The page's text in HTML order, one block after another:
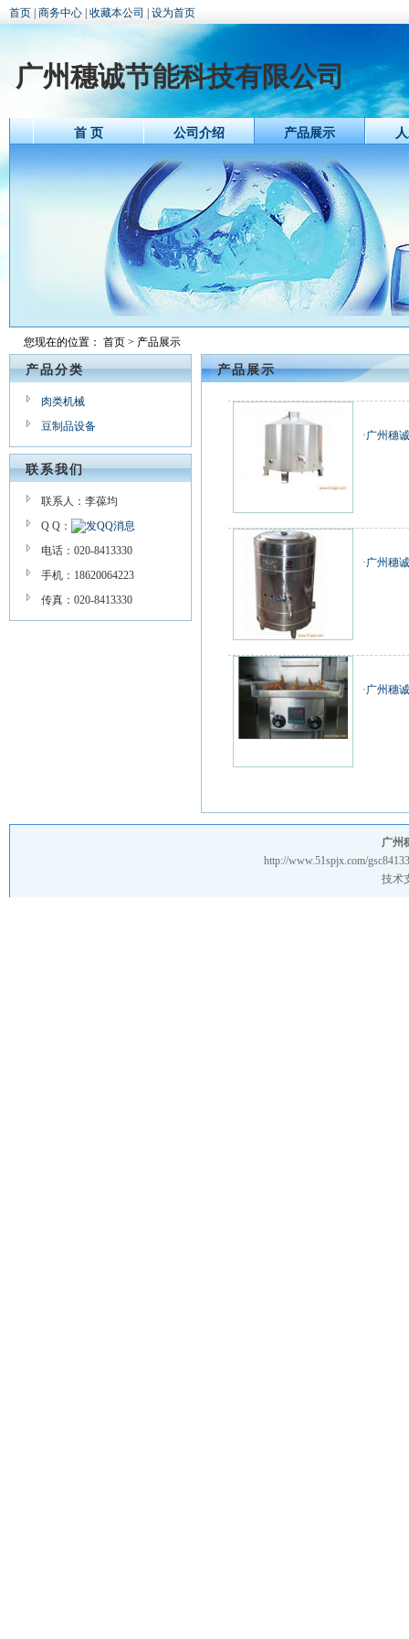
首页 商务中心 收藏本公司 设为首页
广州穗诚节能科技有限公司
首 页 公司介绍 产品展示
您现在的位置： 首页 > 产品展示
产品分类
肉类机械
豆制品设备
联系我们
联系人：李葆均
Q Q：
电话：020-8413330
手机：18620064223
传真：020-8413330
产品展示
·广州穗
·广州穗
·广州穗
广州
http://www.51spjx.com/
技术